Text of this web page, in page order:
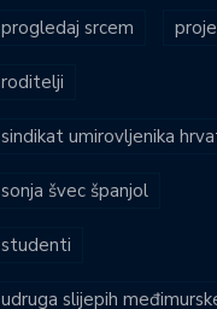
progledaj srcem
roditelji
sindikat umirovljenika
sonja švec španjol
studenti
udruga slijepih